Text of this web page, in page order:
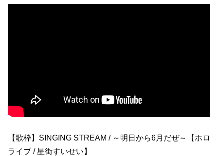
【歌枠】SINGING STREAM / ～明日から6月だぜ～【ホロ
ライブ / 星街すいせい】